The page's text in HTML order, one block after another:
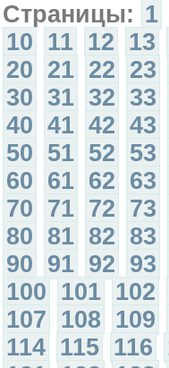
Страницы: 1
10 11 12 13
20 21 22 23
30 31 32 33
40 41 42 43
50 51 52 53
60 61 62 63
70 71 72 73
80 81 82 83
90 91 92 93
100 101 102
107 108 109
114 115 116